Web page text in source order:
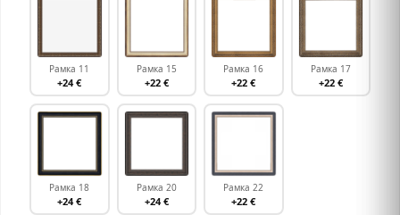
Рамка 11
+24 €
Рамка 15
+22 €
Рамка 16
+22 €
Рамка 17
+22 €
Рамка 18
+24 €
Рамка 20
+24 €
Рамка 22
+22 €